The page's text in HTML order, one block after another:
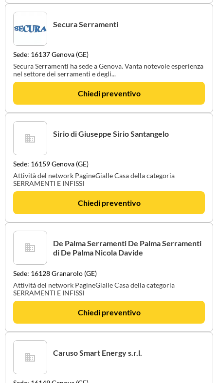
Secura Serramenti
Sede: 16137 Genova (GE)
Secura Serramenti ha sede a Genova. Vanta notevole esperienza
nel settore dei serramenti e degli...
Chiedi preventivo
Sirio di Giuseppe Sirio Santangelo
Sede: 16159 Genova (GE)
Attività del network PagineGialle Casa della categoria
SERRAMENTI E INFISSI
Chiedi preventivo
De Palma Serramenti De Palma Serramenti
di De Palma Nicola Davide
Sede: 16128 Granarolo (GE)
Attività del network PagineGialle Casa della categoria
SERRAMENTI E INFISSI
Chiedi preventivo
Caruso Smart Energy s.r.l.